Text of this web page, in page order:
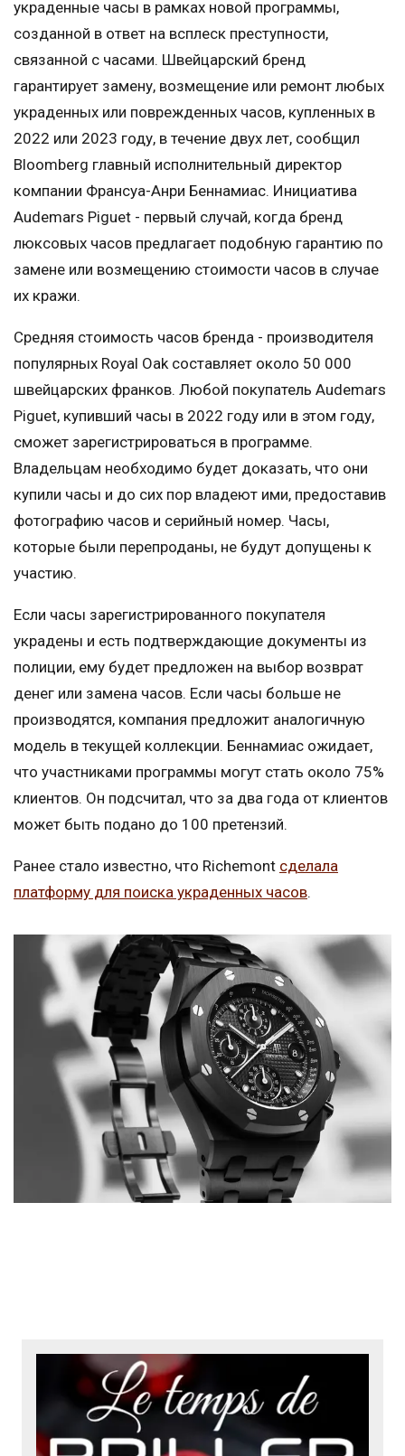
украденные часы в рамках новой программы,
созданной в ответ на всплеск преступности,
связанной с часами. Швейцарский бренд
гарантирует замену, возмещение или ремонт любых
украденных или поврежденных часов, купленных в
2022 или 2023 году, в течение двух лет, сообщил
Bloomberg главный исполнительный директор
компании Франсуа-Анри Беннамиас. Инициатива
Audemars Piguet - первый случай, когда бренд
люксовых часов предлагает подобную гарантию по
замене или возмещению стоимости часов в случае
их кражи.
Средняя стоимость часов бренда - производителя
популярных Royal Oak составляет около 50 000
швейцарских франков. Любой покупатель Audemars
Piguet, купивший часы в 2022 году или в этом году,
сможет зарегистрироваться в программе.
Владельцам необходимо будет доказать, что они
купили часы и до сих пор владеют ими, предоставив
фотографию часов и серийный номер. Часы,
которые были перепроданы, не будут допущены к
участию.
Если часы зарегистрированного покупателя
украдены и есть подтверждающие документы из
полиции, ему будет предложен на выбор возврат
денег или замена часов. Если часы больше не
производятся, компания предложит аналогичную
модель в текущей коллекции. Беннамиас ожидает,
что участниками программы могут стать около 75%
клиентов. Он подсчитал, что за два года от клиентов
может быть подано до 100 претензий.
Ранее стало известно, что Richemont сделала
платформу для поиска украденных часов.